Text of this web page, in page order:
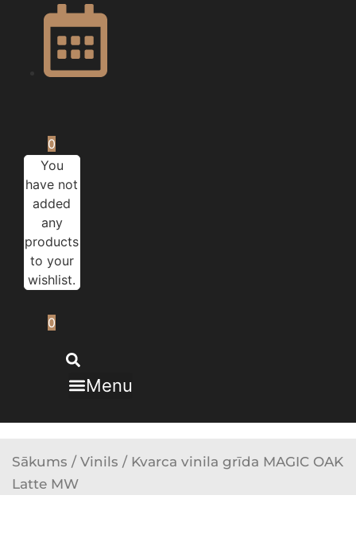
0
You
have not
added
any
products
to your
wishlist.
0
Menu
Sākums / Vinils / Kvarca vinila grīda MAGIC OAK
Latte MW